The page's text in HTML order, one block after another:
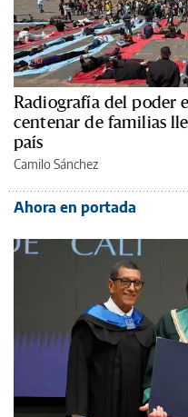
Radiografía del poder
centenar de familias
país
Camilo Sánchez
Ahora en portada